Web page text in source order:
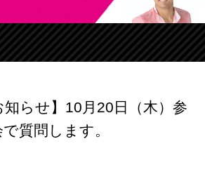
▼
▼
知らせ】10月20日（木）参
質問します。